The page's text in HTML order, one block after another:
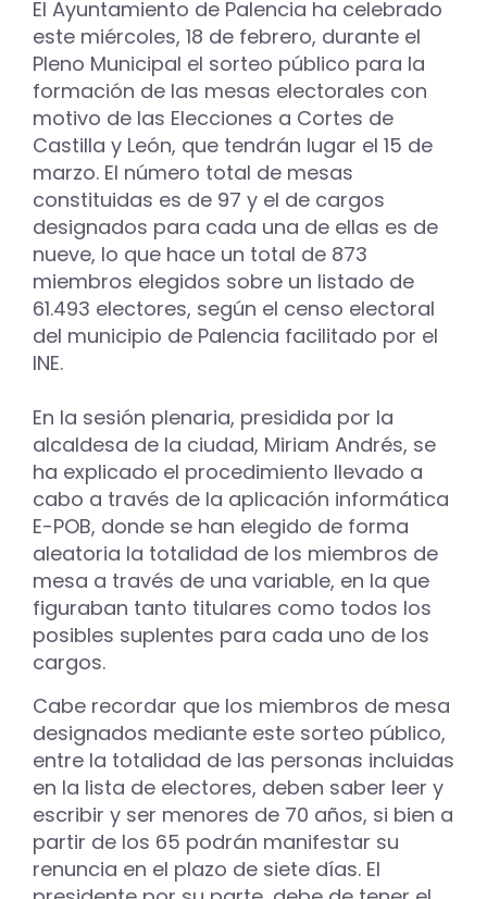
El Ayuntamiento de Palencia ha celebrado
este miércoles, 18 de febrero, durante el
Pleno Municipal el sorteo público para la
formación de las mesas electorales con
motivo de las Elecciones a Cortes de
Castilla y León, que tendrán lugar el 15 de
marzo. El número total de mesas
constituidas es de 97 y el de cargos
designados para cada una de ellas es de
nueve, lo que hace un total de 873
miembros elegidos sobre un listado de
61.493 electores, según el censo electoral
del municipio de Palencia facilitado por el
INE.
En la sesión plenaria, presidida por la
alcaldesa de la ciudad, Miriam Andrés, se
ha explicado el procedimiento llevado a
cabo a través de la aplicación informática
E-POB, donde se han elegido de forma
aleatoria la totalidad de los miembros de
mesa a través de una variable, en la que
figuraban tanto titulares como todos los
posibles suplentes para cada uno de los
cargos.
Cabe recordar que los miembros de mesa
designados mediante este sorteo público,
entre la totalidad de las personas incluidas
en la lista de electores, deben saber leer y
escribir y ser menores de 70 años, si bien a
partir de los 65 podrán manifestar su
renuncia en el plazo de siete días. El